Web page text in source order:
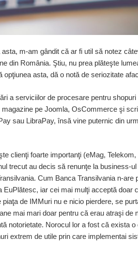
m-am gândit că ar fi util să notez
din România. Ştiu, nu prea plăteşte
asta, dă o notă de seriozitate
a serviciilor de procesare pentru shopuri
pe Joomla, OsCommerce şi
sau LibraPay, însă vine puternic din
clienţi foarte importanţi (eMag, Telekom,
trecut au decis să renunţe la business-
Cum Banca Transilvania n-are
iar cei mai mulţi acceptă doar
de IMMuri nu e nicio pierdere, se
mai mari doar pentru că erau atraşi de
notorietate. Norocul lor a fost că exista o
extrem de utile prin care implementai